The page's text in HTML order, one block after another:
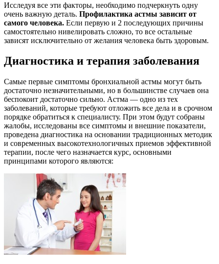
Исследуя все эти факторы, необходимо подчеркнуть одну
очень важную деталь. Профилактика астмы зависит от
самого человека. Если первую и 2 последующих причины
самостоятельно нивелировать сложно, то все остальные
зависят исключительно от желания человека быть здоровым.
Диагностика и терапия заболевания
Самые первые симптомы бронхиальной астмы могут быть
достаточно незначительными, но в большинстве случаев она
беспокоит достаточно сильно. Астма — одно из тех
заболеваний, которые требуют отложить все дела и в срочном
порядке обратиться к специалисту. При этом будут собраны
жалобы, исследованы все симптомы и внешние показатели,
проведена диагностика на основании традиционных методик
и современных высокотехнологичных приемов эффективной
терапии, после чего назначается курс, основными
принципами которого являются: